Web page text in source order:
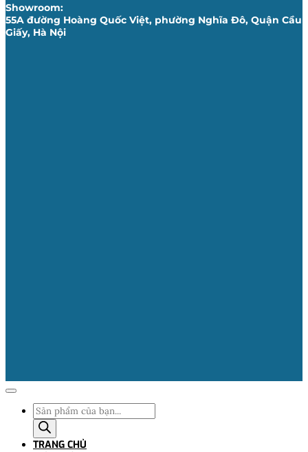
Showroom:
55A đường Hoàng Quốc Việt, phường Nghĩa Đô, Quận Cầu
Giấy, Hà Nội
Tìm
kiếm
sản
phẩm
TRANG CHỦ